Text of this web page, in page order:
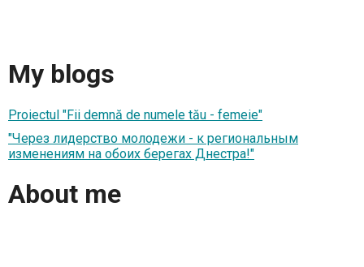
My blogs
Proiectul "Fii demnă de numele tău - femeie"
"Через лидерство молодежи - к региональным
изменениям на обоих берегах Днестра!"
About me